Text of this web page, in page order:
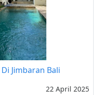
Jimbaran Bali
22 April 2025